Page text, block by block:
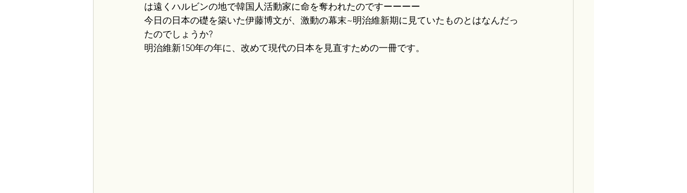
は遠くハルビンの地で韓国人活動家に命を奪われたのですーーーー
今日の日本の礎を築いた伊藤博文が、激動の幕末~明治維新期に見ていたものとはなんだっ
たのでしょうか?
明治維新150年の年に、改めて現代の日本を見直すための一冊です。